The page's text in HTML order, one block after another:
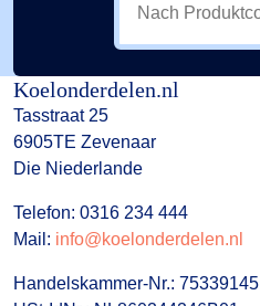
Koelonderdelen.nl
Tasstraat 25
6905TE Zevenaar
Die Niederlande
Telefon: 0316 234 444
Mail: info@koelonderdelen.nl
Handelskammer-Nr.: 75339145